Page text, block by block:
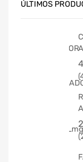
ÚLTIMOS